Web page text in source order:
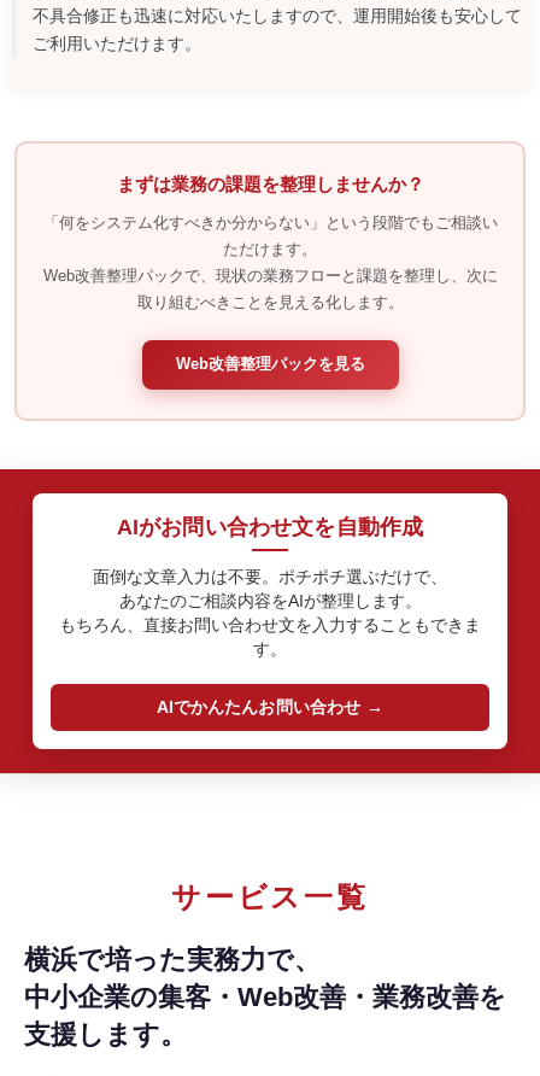
不具合修正も迅速に対応いたしますので、運用開始後も安心して
ご利用いただけます。
まずは業務の課題を整理しませんか？
「何をシステム化すべきか分からない」という段階でもご相談い
ただけます。
Web改善整理パックで、現状の業務フローと課題を整理し、次に
取り組むべきことを見える化します。
Web改善整理パックを見る
AIがお問い合わせ文を自動作成
面倒な文章入力は不要。ポチポチ選ぶだけで、
あなたのご相談内容をAIが整理します。
もちろん、直接お問い合わせ文を入力することもできま
す。
AIでかんたんお問い合わせ
サービス一覧
横浜で培った実務力で、
中小企業の集客・Web改善・業務改善を
支援します。